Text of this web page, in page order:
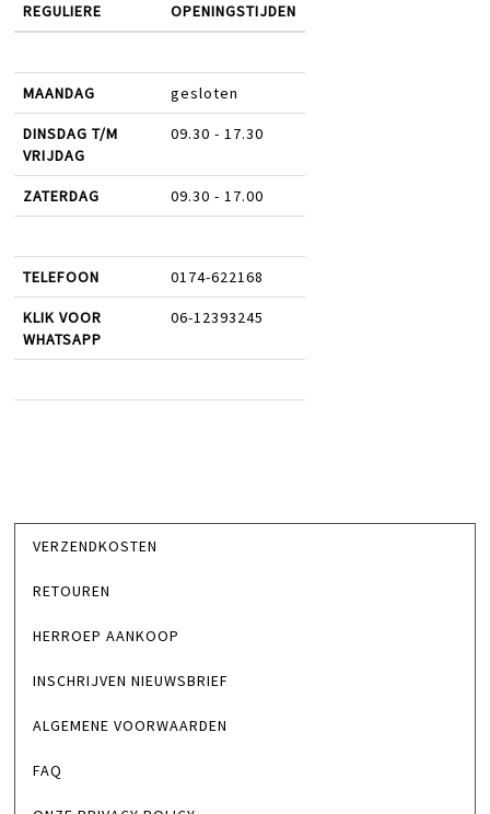
REGULIERE OPENINGSTIJDEN
MAANDAG gesloten
DINSDAG T/M
VRIJDAG
09.30 - 17.30
ZATERDAG 09.30 - 17.00
TELEFOON 0174-622168
KLIK VOOR
WHATSAPP
06-12393245
VERZENDKOSTEN
RETOUREN
HERROEP AANKOOP
INSCHRIJVEN NIEUWSBRIEF
ALGEMENE VOORWAARDEN
FAQ